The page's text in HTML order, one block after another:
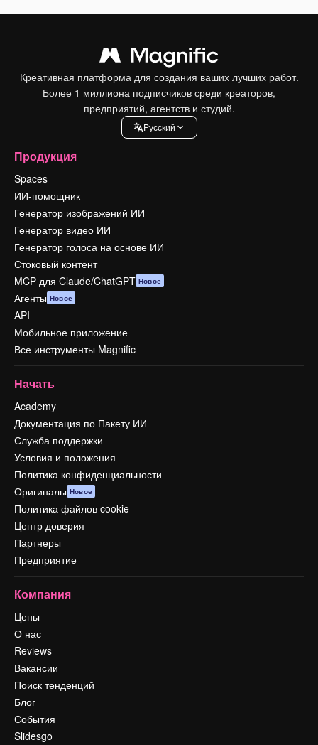
Креативная платформа для создания ваших лучших работ.
Более 1 миллиона подписчиков среди креаторов,
предприятий, агентств и студий.
Pусский
Продукция
Spaces
ИИ-помощник
Генератор изображений ИИ
Генератор видео ИИ
Генератор голоса на основе ИИ
Стоковый контент
MCP для Claude/ChatGPT Новое
Агенты Новое
API
Мобильное приложение
Все инструменты Magnific
Начать
Academy
Документация по Пакету ИИ
Служба поддержки
Условия и положения
Политика конфиденциальности
Оригиналы Новое
Политика файлов cookie
Центр доверия
Партнеры
Предприятие
Компания
Цены
О нас
Reviews
Вакансии
Поиск тенденций
Блог
События
Slidesgo